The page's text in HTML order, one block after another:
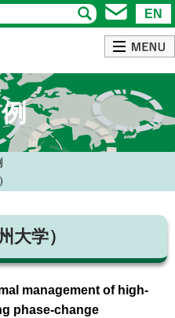
EN
大学）
management of high-
phase-change